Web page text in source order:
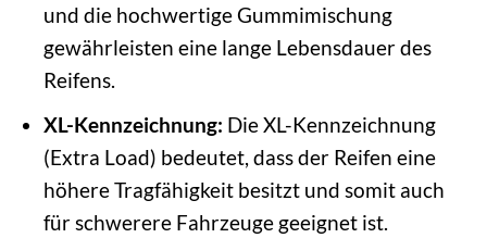
und die hochwertige Gummimischung
gewährleisten eine lange Lebensdauer des
Reifens.
XL-Kennzeichnung: Die XL-Kennzeichnung
(Extra Load) bedeutet, dass der Reifen eine
höhere Tragfähigkeit besitzt und somit auch
für schwerere Fahrzeuge geeignet ist.